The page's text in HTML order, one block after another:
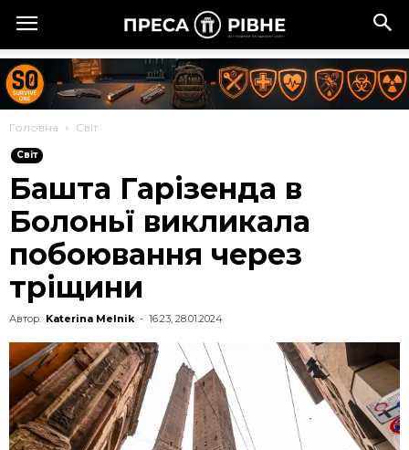
Головна Cвіт
Cвіт
Башта Гарізенда в
Болоньї викликала
побоювання через
тріщини
Автор: Katerina Melnik - 16:23, 28.01.2024